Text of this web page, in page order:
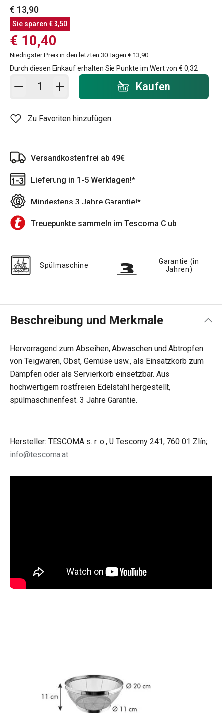
€ 13,90
Sie sparen € 3,50
€ 10,40
Niedrigster Preis in den letzten 30 Tagen € 13,90
Durch diesen Einkauf erhalten Sie Punkte im Wert von € 0,32
In den Warenkorb - Menge Kaufen
Zu Favoriten hinzufügen
Versandkostenfrei ab 49€
Lieferung in 1-5 Werktagen!*
Mindestens 3 Jahre Garantie!*
Treuepunkte sammeln im Tescoma Club
Spülmaschine
Garantie (in
Jahren)
Beschreibung und Merkmale
Hervorragend zum Abseihen, Abwaschen und Abtropfen
von Teigwaren, Obst, Gemüse usw., als Einsatzkorb zum
Dämpfen oder als Servierkorb einsetzbar. Aus
hochwertigem rostfreien Edelstahl hergestellt,
spülmaschinenfest. 3 Jahre Garantie.
Hersteller: TESCOMA s. r. o., U Tescomy 241, 760 01 Zlín;
info@tescoma.at